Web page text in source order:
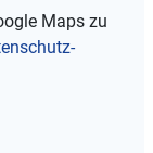
Maps zu